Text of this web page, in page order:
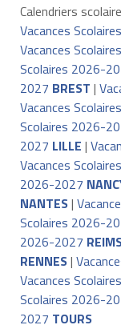
Calendriers
Vacances
Vacances
Scolaires 2026-
2027 BREST |
Vacances
Scolaires 2026-
2027 LILLE |
Vacances
2026-2027
NANTES|
Scolaires 2026-
2026-2027
RENNES|
Vacances
Scolaires 2026-
2027 TOURS